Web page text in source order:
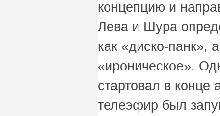
концепцию и
Лева и Шура
как «диско-панк»,
«ироническое».
стартовал в конце
телеэфир был